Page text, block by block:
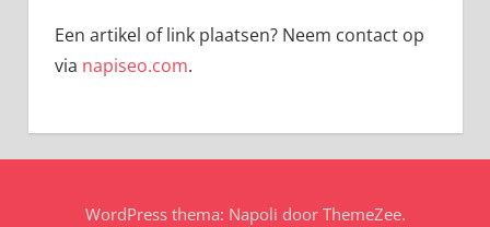
Een artikel of link plaatsen? Neem contact op
via napiseo.com.
WordPress thema: Napoli door ThemeZee.